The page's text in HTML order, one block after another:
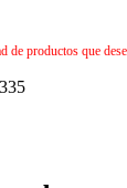
de productos que